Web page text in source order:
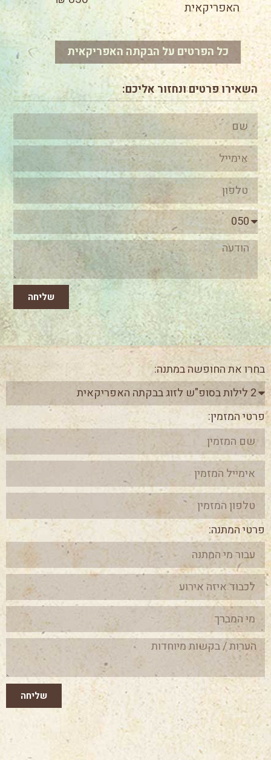
האפריקאית
כל הפרטים על הבקתה האפריקאית
השאירו פרטים ונחזור אליכם:
שליחה
בחרו את החופשה במתנה:
פרטי המזמין:
פרטי המתנה:
שליחה